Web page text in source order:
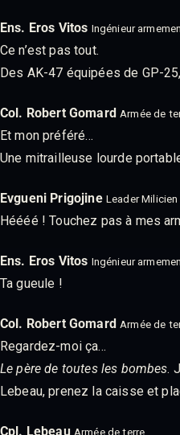
Ens. Eros Vitos Ingénieur
Ce n’est pas tout.
Des AK-47 équipées de GP-
Col. Robert Gomard Armée de
Et mon préféré…
Une mitrailleuse lourde
Evgueni Prigojine Leader Milicien
Héééé ! Touchez pas à mes
Ens. Eros Vitos Ingénieur
Ta gueule !
Col. Robert Gomard Armée de
Regardez-moi ça…
Le père de toutes les bombes.
Lebeau, prenez la caisse et
Cpl. Lebeau Armée de terre